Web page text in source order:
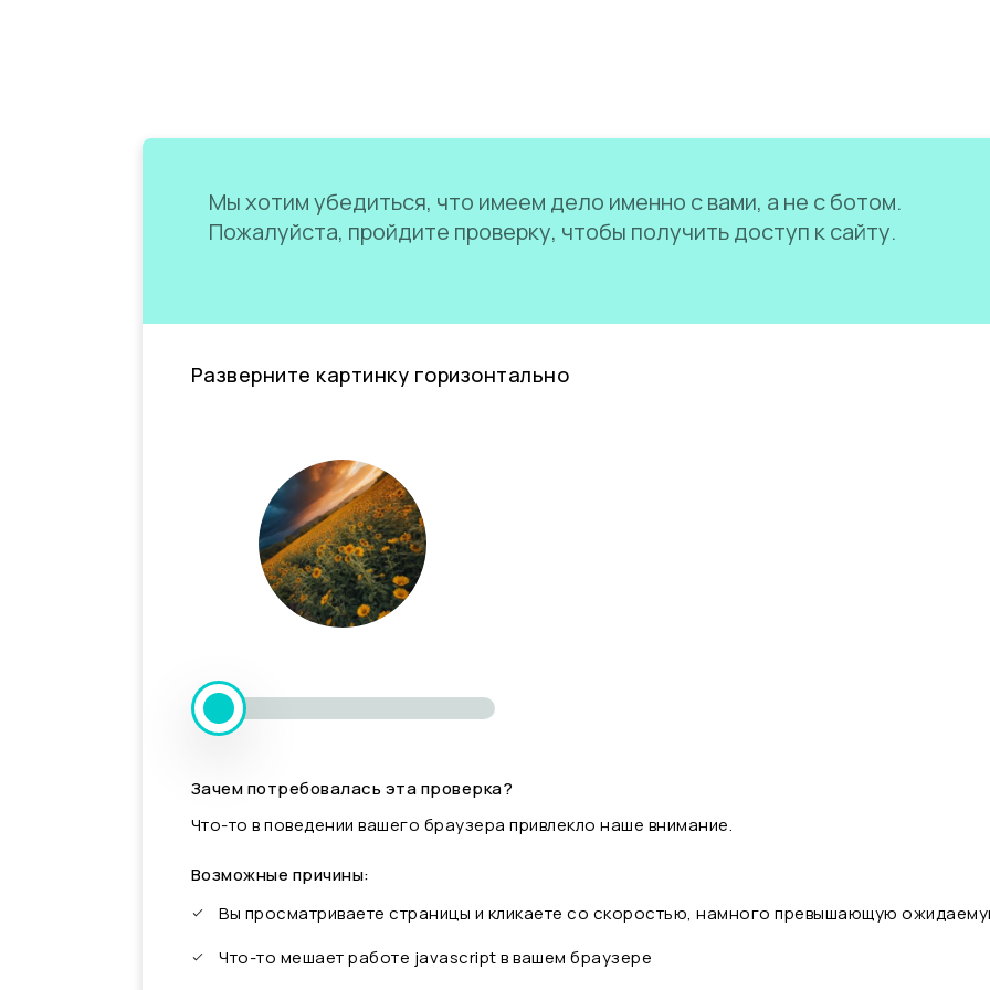
Мы хотим убедиться, что имеем дело именно с вами, а не с ботом.
Пожалуйста, пройдите проверку, чтобы получить доступ к сайту.
Разверните картинку горизонтально
Зачем потребовалась эта проверка?
Что-то в поведении вашего браузера привлекло наше внимание.
Возможные причины:
Вы просматриваете страницы и кликаете со скоростью, намного превышающую
Что-то мешает работе javascript в вашем браузере